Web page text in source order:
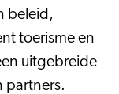
beleid,
toerisme en
uitgebreide
partners.